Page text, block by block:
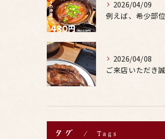
2026/04/09
2026/04/08
タグ Tags